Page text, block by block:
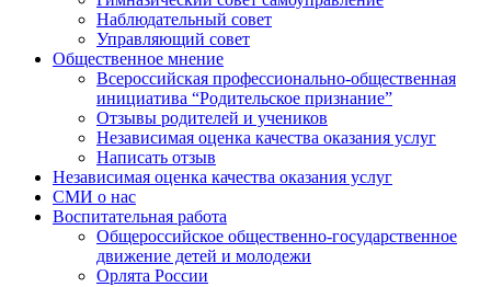
Наблюдательный совет
Управляющий совет
Общественное мнение
Всероссийская профессионально-общественная
инициатива “Родительское признание”
Отзывы родителей и учеников
Независимая оценка качества оказания услуг
Написать отзыв
Независимая оценка качества оказания услуг
СМИ о нас
Воспитательная работа
Общероссийское общественно-государственное
движение детей и молодежи
Орлята России